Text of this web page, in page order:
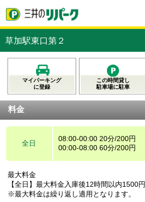
草加駅東口第２
マイパーキング
に登録
この時間貸し
駐車場に駐車
料金
全日
08:00-00:00 20分/200円
00:00-08:00 60分/200円
最大料金
【全日】最大料金入庫後12時間以内1500円
※最大料金は繰り返し適用となります。